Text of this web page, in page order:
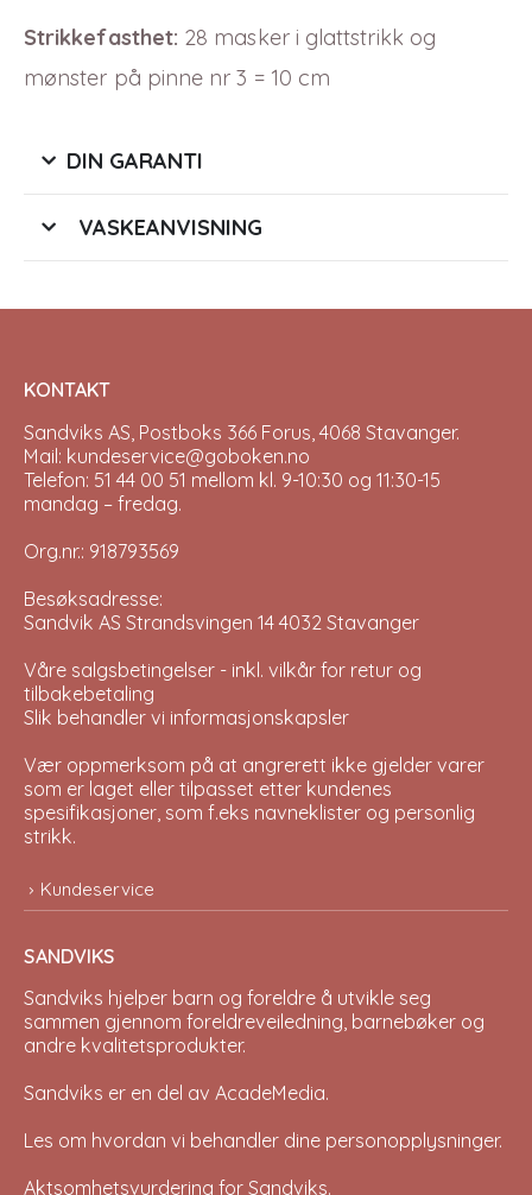
Strikkefasthet: 28 masker i glattstrikk og
mønster på pinne nr 3 = 10 cm
DIN GARANTI
VASKEANVISNING
KONTAKT
Sandviks AS, Postboks 366 Forus, 4068 Stavanger.
Mail: kundeservice@goboken.no
Telefon: 51 44 00 51 mellom kl. 9-10:30 og 11:30-15
mandag – fredag.
Org.nr.: 918793569
Besøksadresse:
Sandvik AS Strandsvingen 14 4032 Stavanger
Våre salgsbetingelser - inkl. vilkår for retur og
tilbakebetaling
Slik behandler vi informasjonskapsler
Vær oppmerksom på at angrerett ikke gjelder varer
som er laget eller tilpasset etter kundenes
spesifikasjoner, som f.eks navneklister og personlig
strikk.
Kundeservice
SANDVIKS
Sandviks hjelper barn og foreldre å utvikle seg
sammen gjennom foreldreveiledning, barnebøker og
andre kvalitetsprodukter.
Sandviks er en del av AcadeMedia.
Les om hvordan vi behandler dine personopplysninger.
Aktsomhetsvurdering for Sandviks.